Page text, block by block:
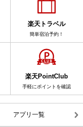
楽天トラベル
簡単宿泊予約！
楽天PointClub
手軽にポイントを確認
アプリ一覧